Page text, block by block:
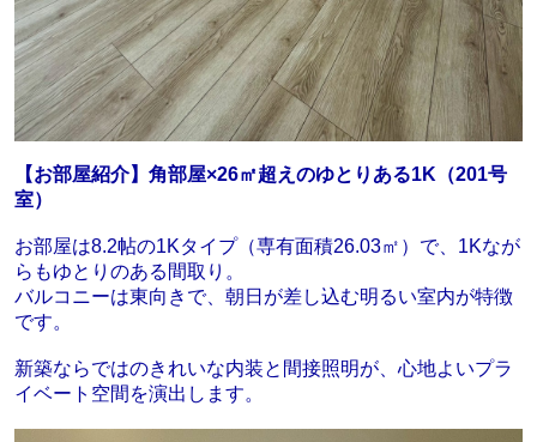
【お部屋紹介】角部屋×26㎡超えのゆとりある1K（201号
室）
お部屋は8.2帖の1Kタイプ（専有面積26.03㎡）で、1Kなが
らもゆとりのある間取り。
バルコニーは東向きで、朝日が差し込む明るい室内が特徴
です。
新築ならではのきれいな内装と間接照明が、心地よいプラ
イベート空間を演出します。